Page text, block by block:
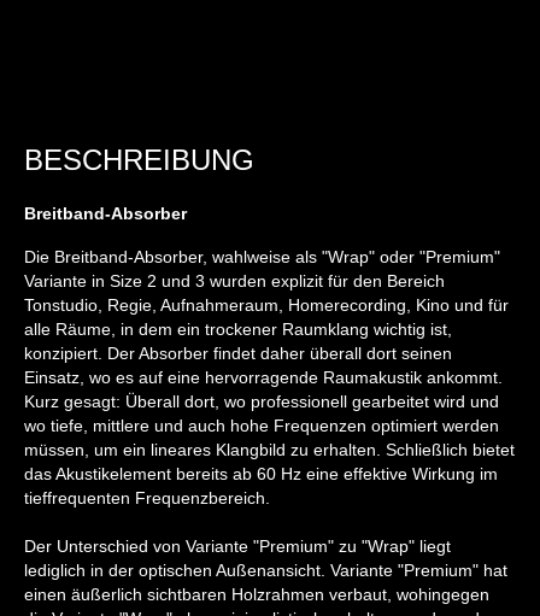
BESCHREIBUNG
Breitband-Absorber
Die Breitband-Absorber, wahlweise als "Wrap" oder "Premium"
Variante in Size 2 und 3 wurden explizit für den Bereich
Tonstudio, Regie, Aufnahmeraum, Homerecording, Kino und für
alle Räume, in dem ein trockener Raumklang wichtig ist,
konzipiert. Der Absorber findet daher überall dort seinen
Einsatz, wo es auf eine hervorragende Raumakustik ankommt.
Kurz gesagt: Überall dort, wo professionell gearbeitet wird und
wo tiefe, mittlere und auch hohe Frequenzen optimiert werden
müssen, um ein lineares Klangbild zu erhalten. Schließlich bietet
das Akustikelement bereits ab 60 Hz eine effektive Wirkung im
tieffrequenten Frequenzbereich.
Der Unterschied von Variante "Premium" zu "Wrap" liegt
lediglich in der optischen Außenansicht. Variante "Premium" hat
einen äußerlich sichtbaren Holzrahmen verbaut, wohingegen